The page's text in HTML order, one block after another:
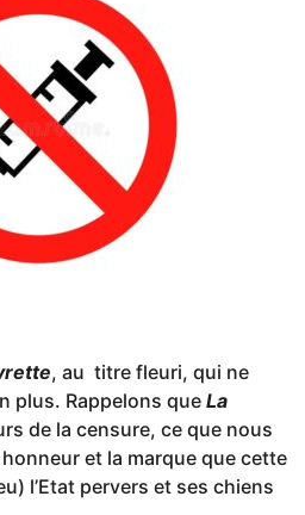
, au titre fleuri, qui ne
plus. Rappelons que La
de la censure, ce que nous
et la marque que cette
l’Etat pervers et ses chiens